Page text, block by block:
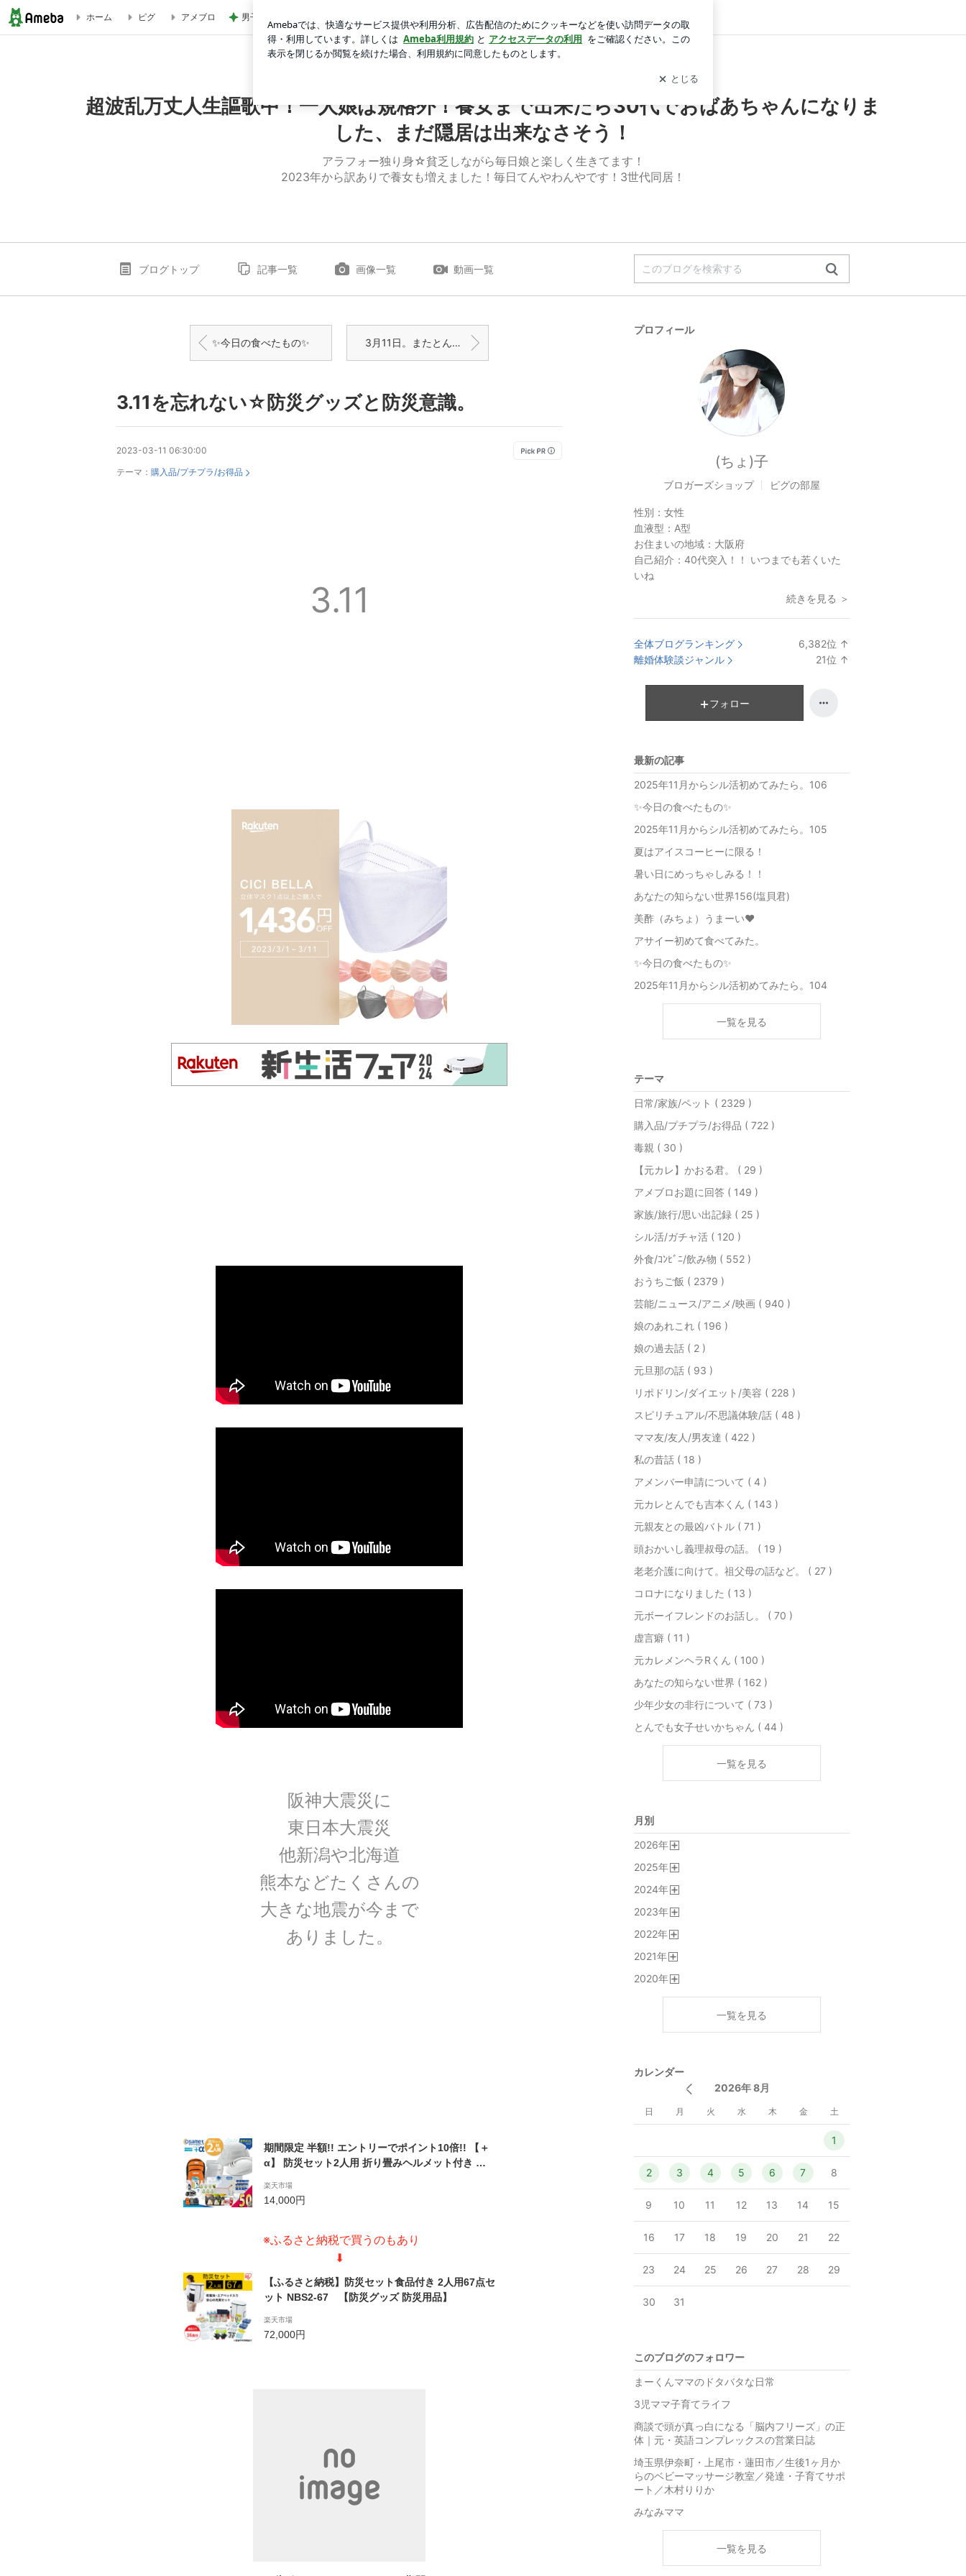
3.11を忘れない☆防災グッズと防災意識。 | 超波乱万丈人生謳歌中！一人娘は規格外！養女まで出来たら30代でおばあちゃんになりました、まだ隠居は出来なさそう！
ホーム ピグ アメブロ 男子に大好評のコストコハンバーグ ログイン
超波乱万丈人生謳歌中！一人娘は規格外！養女まで出来たら30代でおばあちゃんになりま
した、まだ隠居は出来なさそう！
アラフォー独り身☆貧乏しながら毎日娘と楽しく生きてます！
2023年から訳ありで養女も増えました！毎日てんやわんやです！3世代同居！
ブログトップ 記事一覧 画像一覧 動画一覧
✨今日の食べたもの✨ 3月11日。またとんでもないのを作ってしまった。
3.11を忘れない☆防災グッズと防災意識。
2023-03-11 06:30:00
テーマ： 購入品/プチプラ/お得品
3.11
阪神大震災に
東日本大震災
他新潟や北海道
熊本などたくさんの
大きな地震が今まで
ありました。
期間限定 半額!! エントリーでポイント10倍!! 【＋
α】 防災セット2人用 折り畳みヘルメット付き オ
エアーマット 防災バッグ 防災リュック 25L 30L 非
常用持出袋 家族 夫婦 避難生活 災害対策 自宅 自治
楽天市場
14,000円
※ふるさと納税で買うのもあり
⬇
【ふるさと納税】防災セット食品付き 2人用67点セ
ット NBS2-67 【防災グッズ 防災用品】
楽天市場
72,000円
プロフィール
(ちょ)子
ブロガーズショップ ピグの部屋
性別： 女性
血液型： A型
お住まいの地域： 大阪府
自己紹介： 40代突入！！ いつまでも若くいた
いね
続きを見る ＞
全体ブログランキング 6,382位 ↑
離婚体験談ジャンル 21位 ↑
フォロー
最新の記事
2025年11月からシル活初めてみたら。106
✨今日の食べたもの✨
2025年11月からシル活初めてみたら。105
夏はアイスコーヒーに限る！
暑い日にめっちゃしみる！！
あなたの知らない世界156(塩貝君)
美酢（みちょ）うまーい❤
アサイー初めて食べてみた。
✨今日の食べたもの✨
2025年11月からシル活初めてみたら。104
一覧を見る
テーマ
日常/家族/ペット ( 2329 )
購入品/プチプラ/お得品 ( 722 )
毒親 ( 30 )
【元カレ】かおる君。 ( 29 )
アメブロお題に回答 ( 149 )
家族/旅行/思い出記録 ( 25 )
シル活/ガチャ活 ( 120 )
外食/ｺﾝﾋﾞﾆ/飲み物 ( 552 )
おうちご飯 ( 2379 )
芸能/ニュース/アニメ/映画 ( 940 )
娘のあれこれ ( 196 )
娘の過去話 ( 2 )
元旦那の話 ( 93 )
リポドリン/ダイエット/美容 ( 228 )
スピリチュアル/不思議体験/話 ( 48 )
ママ友/友人/男友達 ( 422 )
私の昔話 ( 18 )
アメンバー申請について ( 4 )
元カレとんでも吉本くん ( 143 )
元親友との最凶バトル ( 71 )
頭おかいし義理叔母の話。 ( 19 )
老老介護に向けて。祖父母の話など。 ( 27 )
コロナになりました ( 13 )
元ボーイフレンドのお話し。 ( 70 )
虚言癖 ( 11 )
元カレメンヘラRくん ( 100 )
あなたの知らない世界 ( 162 )
少年少女の非行について ( 73 )
とんでも女子せいかちゃん ( 44 )
一覧を見る
月別
2026年
2025年
2024年
2023年
2022年
2021年
2020年
一覧を見る
カレンダー
2026年 8月
日 月 火 水 木 金 土
1
2 3 4 5 6 7 8
9 10 11 12 13 14 15
16 17 18 19 20 21 22
23 24 25 26 27 28 29
30 31
このブログのフォロワー
まーくんママのドタバタな日常
3児ママ子育てライフ
商談で頭が真っ白になる「脳内フリーズ」の正
体｜元・英語コンプレックスの営業日誌
埼玉県伊奈町・上尾市・蓮田市／生後1ヶ月か
らのベビーマッサージ教室／発達・子育てサポ
ート／木村りりか
みなみママ
一覧を見る